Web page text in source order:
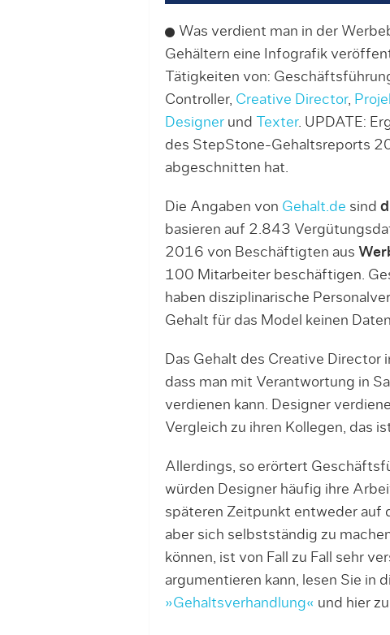
Was verdient man in der
Gehältern eine Infografik
Tätigkeiten von:
Controller, Creative Director,
Designerund Texter. UPDATE:
des StepStone-Gehaltsreports
abgeschnitten hat.
Die Angaben von Gehalt.de sind
basieren auf 2.843
2016 von Beschäftigten aus
100 Mitarbeiter beschäftigen.
haben disziplinarische
Gehalt für das Model keinen
Das Gehalt des Creative
dass man mit Verantwortung in
verdienen kann. Designer
Vergleich zu ihren Kollegen, das
Allerdings, so erörtert
würden Designer häufig ihre
späteren Zeitpunkt entweder auf
aber sich selbstständig zu
können, ist von Fall zu Fall sehr
argumentieren kann, lesen Sie in
»Gehaltsverhandlung« und hier